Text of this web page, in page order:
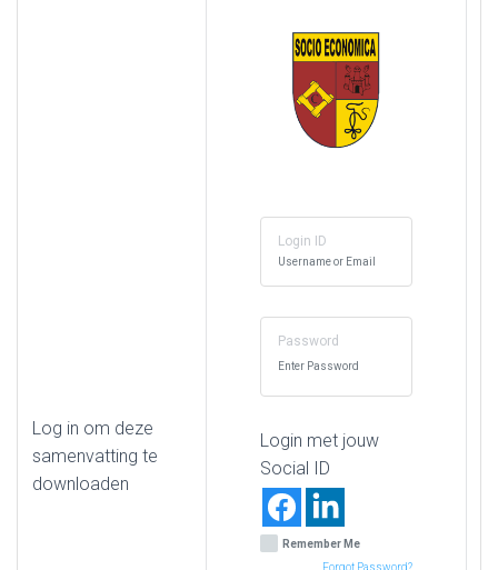
Log in om deze
samenvatting te
downloaden
Login ID
Password
Login met jouw
Social ID
Remember Me
Forgot Password?